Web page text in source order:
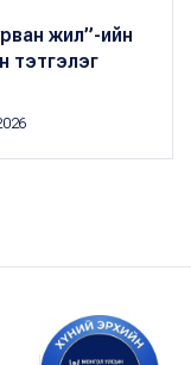
жил”-ийн
тэтгэлэг